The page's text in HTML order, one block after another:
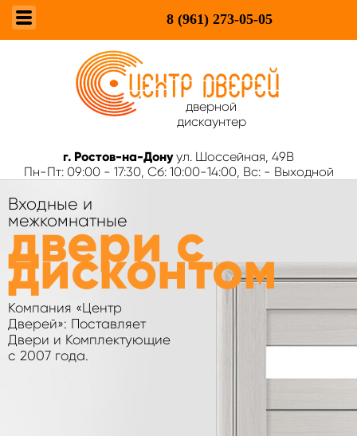
8 (961)273-05-05
дверной
дискаунтер
г. Ростов-на-Дону ул. Шоссейная, 49В
Пн-Пт: 09:00 - 17:30, Сб: 10:00-14:00, Вс: - Выходной
Входные и
межкомнатные
двери с
дисконтом
Компания «Центр
Дверей»: Поставляет
Двери и Комплектующие
с 2007 года.